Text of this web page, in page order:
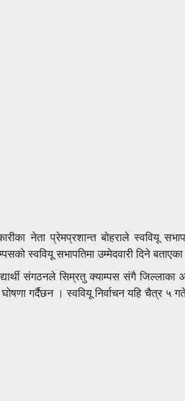
नेता प्रेमप्रशान्त बोहराले स्ववियू
स्ववियू सभापतिमा उम्मेदवारी दिने
संगठनले सिम्रतु क्याम्पस संगै जिल्लाका
गर्दैछन । स्ववियू निर्वाचन यहि चैत्र ५